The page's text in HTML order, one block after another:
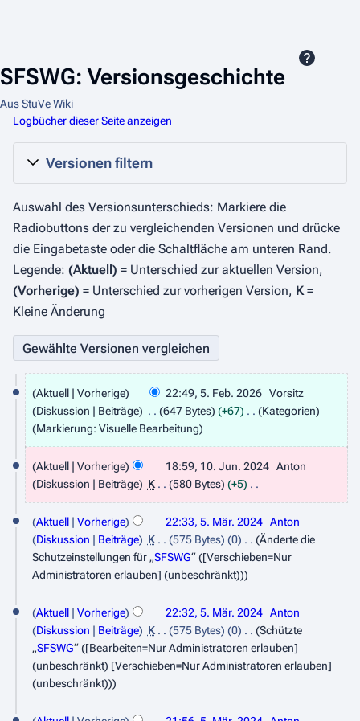
SFSWG: Versionsgeschichte
Aus StuVe Wiki
Logbücher dieser Seite anzeigen
Versionen filtern
Auswahl des Versionsunterschieds: Markiere die
Radiobuttons der zu vergleichenden Versionen und drücke
die Eingabetaste oder die Schaltfläche am unteren Rand.
Legende: (Aktuell) = Unterschied zur aktuellen Version,
(Vorherige) = Unterschied zur vorherigen Version, K=
Kleine Änderung
5
b
u
0
Aktuell Vorherige 22:49, 5. Feb. 2026 Vorsitz
Diskussion
Beiträge 647 Bytes +67
Kategorien
Markierung: Visuelle Bearbeitung
1
J
2
Aktuell Vorherige 18:59, 10. Jun. 2024 Anton
Diskussion
Beiträge K 580 Bytes
+5
K
e
i
n
e
e
a
b
e
5
r
4
Aktuell Vorherige 22:33, 5. Mär. 2024 Anton
Diskussion
Beiträge K 575 Bytes 0
Änderte die
Schutzeinstellungen für „SFSWG“ ([Verschieben=Nur
Administratoren erlauben] (unbeschränkt))
Aktuell Vorherige 22:32, 5. Mär. 2024 Anton
Diskussion
Beiträge K 575 Bytes 0
Schützte
„SFSWG“ ([Bearbeiten=Nur Administratoren erlauben]
(unbeschränkt) [Verschieben=Nur Administratoren erlauben]
(unbeschränkt))